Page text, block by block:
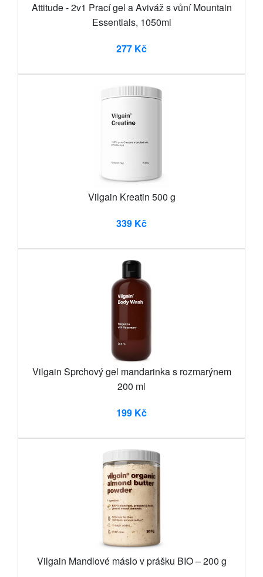
Attitude - 2v1 Prací gel a Aviváž s vůní Mountain
Essentials, 1050ml
277 Kč
Vilgain Kreatin 500 g
339 Kč
Vilgain Sprchový gel mandarinka s rozmarýnem
200 ml
199 Kč
Vilgain Mandlové máslo v prášku BIO – 200 g